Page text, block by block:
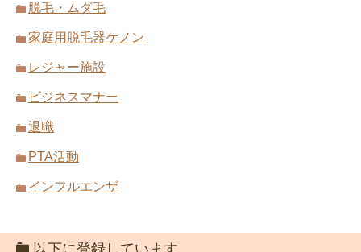
脱毛・ムダ毛
家庭用脱毛器ケノン
レジャー施設
ビジネスマナー
退職
PTA活動
インフルエンザ